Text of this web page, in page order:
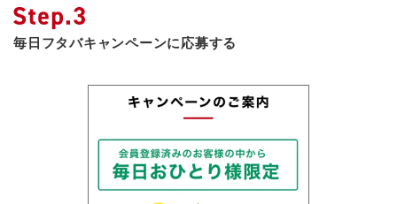
毎日フタバキャンペーンに応募する